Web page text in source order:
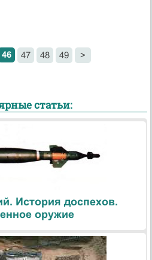
46 47 48 49 >
статьи:
История доспехов.
оружие